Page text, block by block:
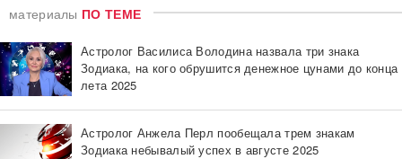
материалы ПО ТЕМЕ
Астролог Василиса Володина назвала три знака
Зодиака, на кого обрушится денежное цунами до конца
лета 2025
Астролог Анжела Перл пообещала трем знакам
Зодиака небывалый успех в августе 2025